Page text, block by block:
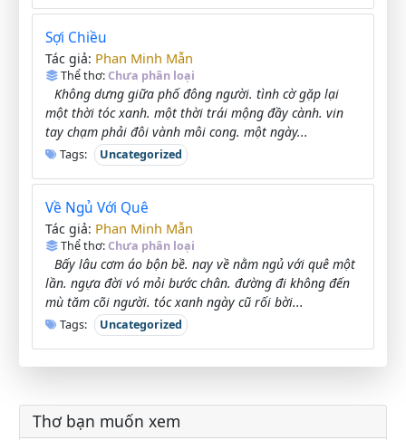
Sợi Chiều
Tác giả: Phan Minh Mẫn
Thể thơ:Chưa phân loại
Không dưng giữa phố đông người. tình cờ gặp lại
một thời tóc xanh. một thời trái mộng đầy cành. vin
tay chạm phải đôi vành môi cong. một ngày...
Tags: Uncategorized
Về Ngủ Với Quê
Tác giả: Phan Minh Mẫn
Thể thơ:Chưa phân loại
Bấy lâu cơm áo bộn bề. nay về nằm ngủ với quê một
lần. ngựa đời vó mỏi bước chân. đường đi không đến
mù tăm cõi người. tóc xanh ngày cũ rối bời...
Tags: Uncategorized
Thơ bạn muốn xem